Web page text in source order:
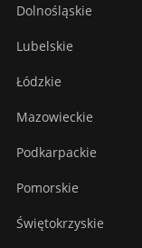
Dolnośląskie
Lubelskie
Łódzkie
Mazowieckie
Podkarpackie
Pomorskie
Świętokrzyskie